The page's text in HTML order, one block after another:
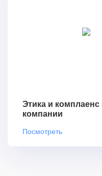
Этика и комплаенс
компании
Посмотреть